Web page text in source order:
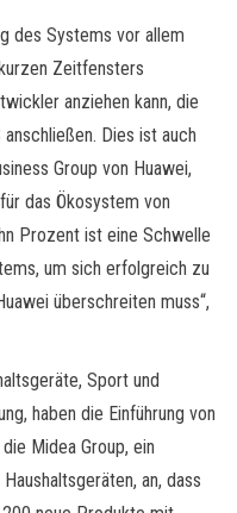
des Systems vor allem
Zeitfensters
anziehen kann, die
Dies ist auch
Group von Huawei,
das Ökosystem von
Prozent ist eine Schwelle
um sich erfolgreich zu
überschreiten muss“,
Sport und
haben die Einführung von
Midea Group, ein
an, dass